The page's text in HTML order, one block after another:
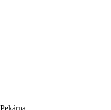
Pekárna